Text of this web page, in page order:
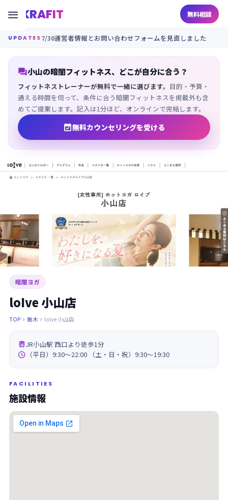
KRAFIT 無料相談

UPDATES 7/30運営者情報とお問い合わせフォームを見直しました
小山の暗闇フィットネス、どこが自分に合う？
フィットネストレーナーが無料で一緒に選びます。 目的・予算・
通える時間を伺って、条件に合う暗闇フィットネスを掲載外も含
めてご提案します。記入は1分ほど、オンラインで完結します。
無料カウンセリングを受ける
暗闇ヨガ
loIve 小山店
TOP  栃木  loIve 小山店
JR小山駅 西口より徒歩1分
 （平日）9:30～22:00 （土・日・祝）9:30～19:30
FACILITIES
施設情報